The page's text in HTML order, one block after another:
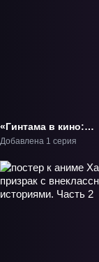
«Гинтама в кино:
Куртизанка нации»
Добавлена 1 серия